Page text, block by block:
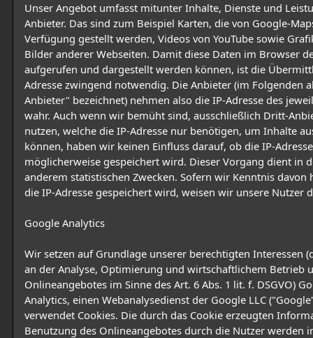
Unser Angebot umfasst mitunter Inhalte, Dienste und
Anbieter. Das sind zum Beispiel Karten, die von Google-
Verfügung gestellt werden, Videos von YouTube sowie
Bilder anderer Webseiten. Damit diese Daten im Browser
aufgerufen und dargestellt werden können, ist die
Adresse zwingend notwendig. Die Anbieter (im Folgenden
Anbieter" bezeichnet) nehmen also die IP-Adresse des
wahr. Auch wenn wir bemüht sind, ausschließlich Dritt-
nutzen, welche die IP-Adresse nur benötigen, um Inhalte
können, haben wir keinen Einfluss darauf, ob die IP-Adresse
möglicherweise gespeichert wird. Dieser Vorgang dient in
anderem statistischen Zwecken. Sofern wir Kenntnis davon
die IP-Adresse gespeichert wird, weisen wir unsere Nutzer
Google Analytics
Wir setzen auf Grundlage unserer berechtigten Interessen
an der Analyse, Optimierung und wirtschaftlichem Betrieb
Onlineangebotes im Sinne des Art. 6 Abs. 1 lit. f. DSGVO)
Analytics, einen Webanalysedienst der Google LLC
verwendet Cookies. Die durch das Cookie erzeugten
Benutzung des Onlineangebotes durch die Nutzer werden